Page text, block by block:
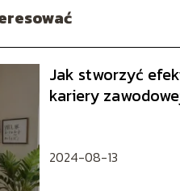
Jak stworzyć
kariery
2024-08-13